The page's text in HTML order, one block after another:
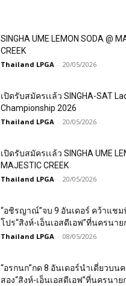
SINGHA UME LEMON SODA @
CREEK
Thailand LPGA - 20/05/2026
เปิดรับสมัครเเล้ว SINGHA-SAT
Championship 2026
Thailand LPGA - 20/05/2026
เปิดรับสมัครเเล้ว SINGHA UME
MAJESTIC CREEK
Thailand LPGA - 20/05/2026
“อชิรญาณ์”จบ 9 อันเดอร์ คว้าแชม
โปร“สิงห์-เอ็นเอสดีเอฟ”ที่นครนาย
Thailand LPGA - 08/05/2026
“อรกนก”กด 8 อันเดอร์นำเดี่ยวบน
สอง“สิงห์-เอ็นเอสดีเอฟ”ที่นครนาย